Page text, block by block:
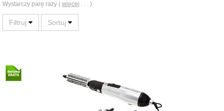
Wystarczy parę razy ( więcej . . . )